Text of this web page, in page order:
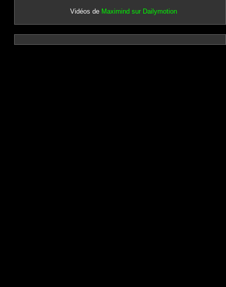
Vidéos de Maximind sur Dailymotion